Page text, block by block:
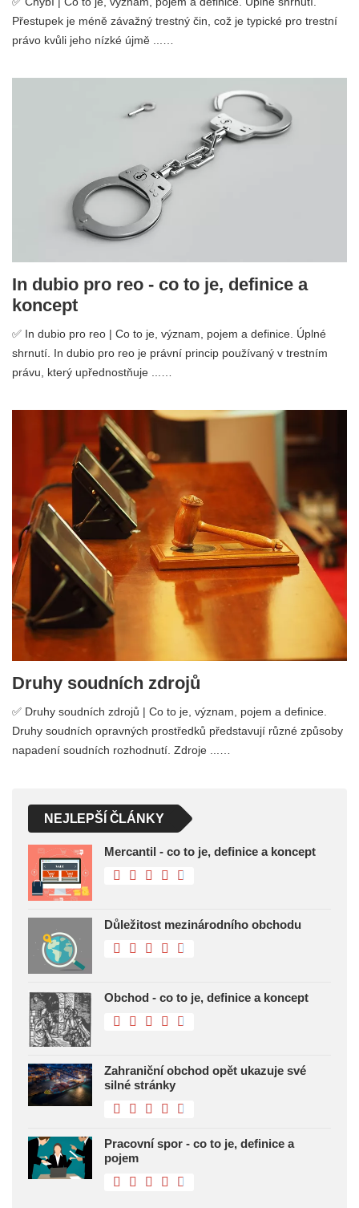
Přestupek je méně závažný trestný čin, což je typické pro trestní
právo kvůli jeho nízké újmě ...…
In dubio pro reo - co to je, definice a
koncept
✅ In dubio pro reo | Co to je, význam, pojem a definice. Úplné
shrnutí. In dubio pro reo je právní princip používaný v trestním
právu, který upřednostňuje ...…
Druhy soudních zdrojů
✅ Druhy soudních zdrojů | Co to je, význam, pojem a definice.
Druhy soudních opravných prostředků představují různé způsoby
napadení soudních rozhodnutí. Zdroje ...…
NEJLEPŠÍ ČLÁNKY
Mercantil - co to je, definice a koncept
Důležitost mezinárodního obchodu
Obchod - co to je, definice a koncept
Zahraniční obchod opět ukazuje své
silné stránky
Pracovní spor - co to je, definice a
pojem